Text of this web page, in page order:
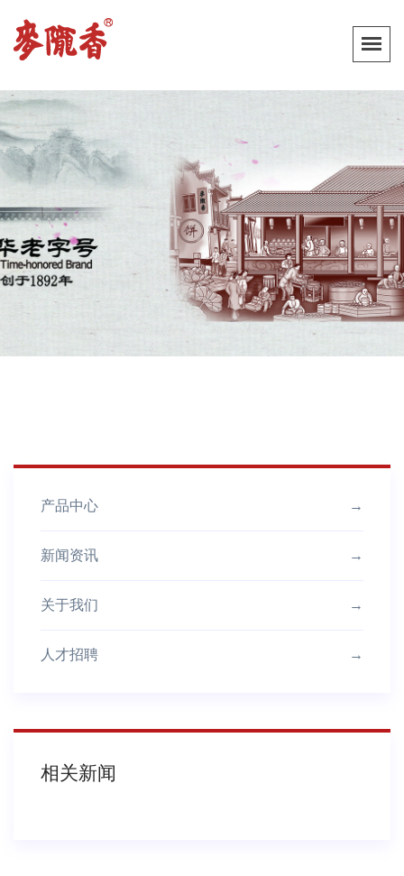
产品中心 →
新闻资讯 →
关于我们 →
人才招聘 →
相关新闻